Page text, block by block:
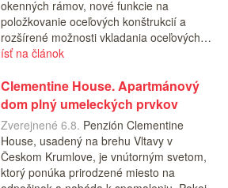
okenných rámov, nové funkcie na
položkovanie oceľových konštrukcií a
rozšírené možnosti vkladania oceľových…
ísť na článok
Clementine House. Apartmánový
dom plný umeleckých prvkov
Zverejnené 6.8. Penzión Clementine
House, usadený na brehu Vltavy v
Českom Krumlove, je vnútorným svetom,
ktorý ponúka prirodzené miesto na